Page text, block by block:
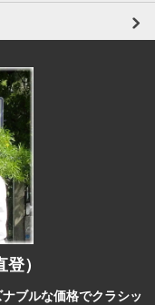
）
ブルな価格でクラシッ